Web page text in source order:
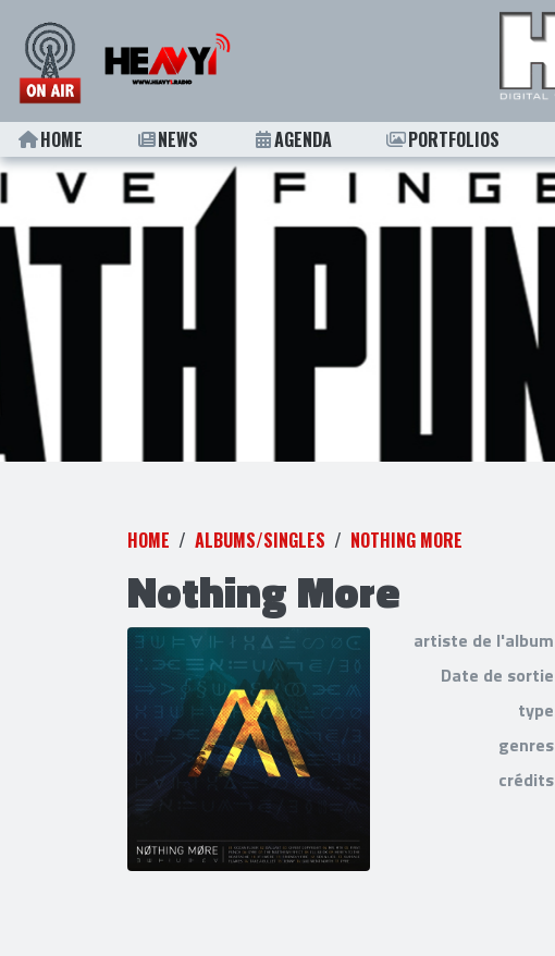
HOME NEWS AGENDA PORTFOLIOS
HOME ALBUMS/SINGLES NOTHING MORE
Nothing More
artiste de l'album
Date de sortie
type
genres
crédits